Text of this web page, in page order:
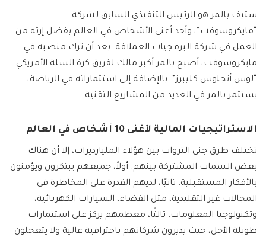
ستيف بالمر هو الرئيس التنفيذي السابق لشركة
“مايكروسوفت”، وأحد أغنى الأشخاص في العالم بفضل إرثه من
العمل في شركة البرمجيات العملاقة. بعد أن ترك منصبه في
مايكروسوفت، أصبح بالمر أكبر مالك لفريق كرة السلة الأمريكي
“لوس أنجلوس كليبرز”. بالإضافة إلى استثماراته في الرياضة،
يستثمر بالمر في العديد من المشاريع التقنية.
الاستراتيجيات المالية لأغنى 10 أشخاص في العالم
تختلف طرق جني الثروات بين هؤلاء المليارديرات، إلا أن هناك
بعض السمات المشتركة بينهم. أولاً، جميعهم يبتكرون ويؤمنون
بالأفكار المستقبلية. ثانيًا، لديهم القدرة على المخاطرة في
المجالات غير التقليدية، مثل الفضاء، السيارات الكهربائية،
وتكنولوجيا المعلومات. ثالثًا، معظمهم يركز على استثمارات
طويلة الأجل، حيث يديرون شركاتهم باحترافية عالية ولا يتعجلون